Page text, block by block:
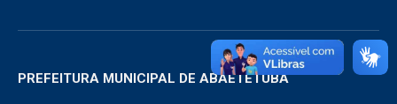
PREFEITURA MUNICIPAL DE ABAETETUBA